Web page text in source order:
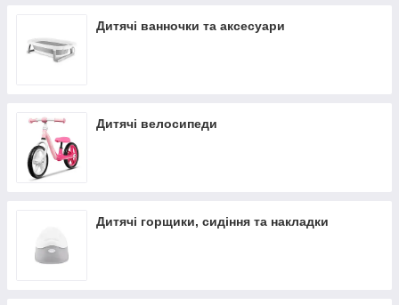
Дитячі ванночки та аксесуари
Дитячі велосипеди
Дитячі горщики, сидіння та накладки